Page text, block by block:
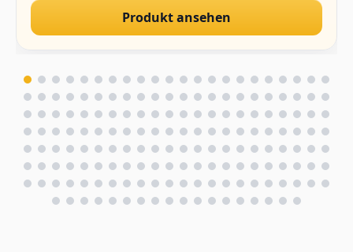
Produkt ansehen